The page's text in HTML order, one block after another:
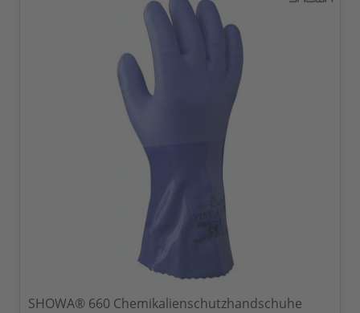
SHOWA® 660 Chemikalienschutzhandschuhe